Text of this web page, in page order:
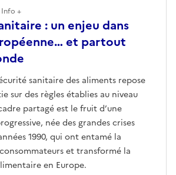
: un enjeu dans
et partout
sanitaire des aliments repose
sur des règles établies au niveau
partagé est le fruit d’une
née des grandes crises
1990, qui ont entamé la
et transformé la
en Europe.
Info +